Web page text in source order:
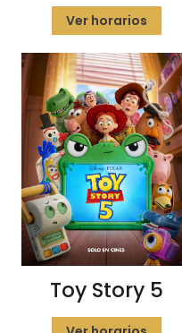
Ver horarios
Toy Story 5